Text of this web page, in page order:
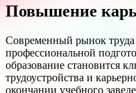
Повышение
Современный рынок труда
профессиональной
образование становится
трудоустройства и
окончании учебного